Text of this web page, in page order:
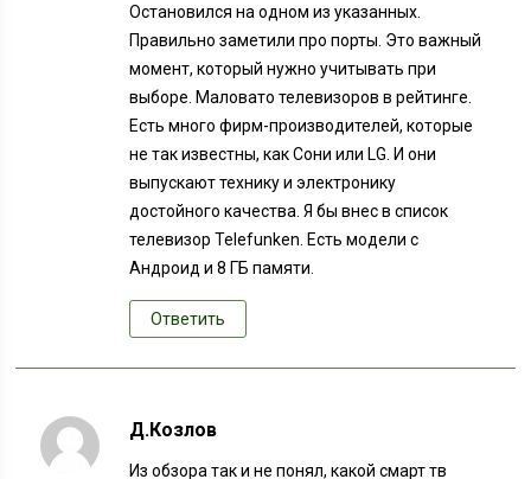
Остановился на одном из указанных.
Правильно заметили про порты. Это важный
момент, который нужно учитывать при
выборе. Маловато телевизоров в рейтинге.
Есть много фирм-производителей, которые
не так известны, как Сони или LG. И они
выпускают технику и электронику
достойного качества. Я бы внес в список
телевизор Telefunken. Есть модели с
Андроид и 8 ГБ памяти.
Ответить
Д.Козлов
Из обзора так и не понял, какой смарт тв